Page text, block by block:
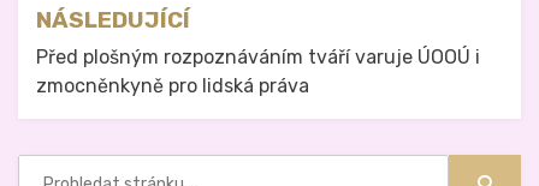
NÁSLEDUJÍCÍ
Před plošným rozpoznáváním tváří varuje ÚOOÚ i
zmocněnkyně pro lidská práva